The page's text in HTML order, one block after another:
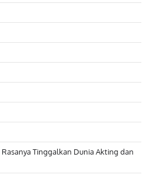
Tinggalkan Dunia Akting dan